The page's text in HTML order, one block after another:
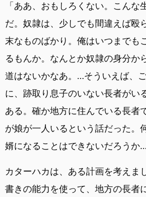
「ああ、おもしろくない。こんな
だ。奴隷は、少しでも間違えば殴
末なものばかり。俺はいつまでも
るもんか。なんとか奴隷の身分か
道はないかなあ。…そういえば、
に、跡取り息子のいない長者がい
ある。確か地方に住んでいる長者
が娘が一人いるという話だった。
婿になることはできないだろうか…
カターハカは、ある計画を考えま
書きの能力を使って、地方の長者